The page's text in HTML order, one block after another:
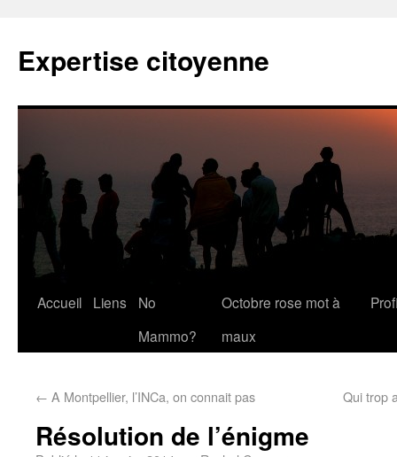
Expertise citoyenne
Accueil Liens
No
Mammo?
Octobre rose mot à
maux
← A Montpellier, l’INCa, on connait pas Qui trop
Résolution de l’énigme